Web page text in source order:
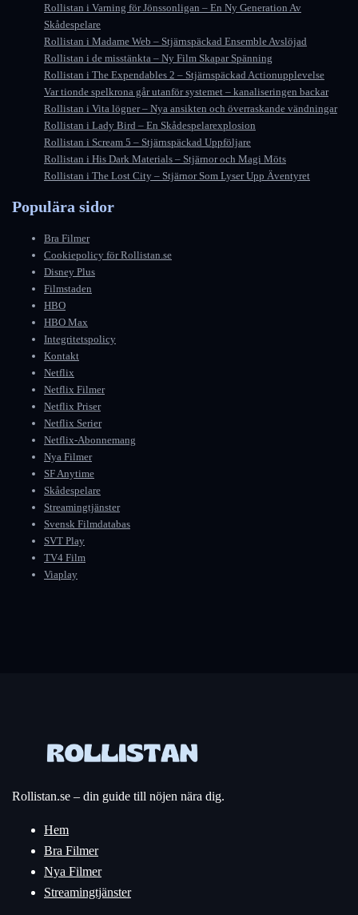
Rollistan i Varning för Jönssonligan – En Ny Generation Av
Skådespelare
Rollistan i Madame Web – Stjärnspäckad Ensemble Avslöjad
Rollistan i de misstänkta – Ny Film Skapar Spänning
Rollistan i The Expendables 2 – Stjärnspäckad Actionupplevelse
Var tionde spelkrona går utanför systemet – kanaliseringen backar
Rollistan i Vita lögner – Nya ansikten och överraskande vändningar
Rollistan i Lady Bird – En Skådespelarexplosion
Rollistan i Scream 5 – Stjärnspäckad Uppföljare
Rollistan i His Dark Materials – Stjärnor och Magi Möts
Rollistan i The Lost City – Stjärnor Som Lyser Upp Äventyret
Populära sidor
Bra Filmer
Cookiepolicy för Rollistan.se
Disney Plus
Filmstaden
HBO
HBO Max
Integritetspolicy
Kontakt
Netflix
Netflix Filmer
Netflix Priser
Netflix Serier
Netflix-Abonnemang
Nya Filmer
SF Anytime
Skådespelare
Streamingtjänster
Svensk Filmdatabas
SVT Play
TV4 Film
Viaplay
Rollistan.se – din guide till nöjen nära dig.
Hem
Bra Filmer
Nya Filmer
Streamingtjänster